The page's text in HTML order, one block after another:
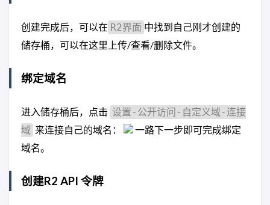
创建完成后，可以在 R2界面 中找到自己刚才创建的
储存桶，可以在这里上传/查看/删除文件。
绑定域名
进入储存桶后，点击 设置-公开访问-自定义域-连接
域 来连接自己的域名：
一路下一步即可完成绑定
域名。
创建R2 API 令牌